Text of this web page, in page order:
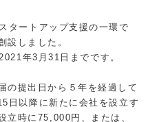
タートアップ支援の一環で
設しました。
年3 月31 日までです。
の提出日から５年を経過して
日以降に新たに会社を設立す
立時に 75,000 円、または、